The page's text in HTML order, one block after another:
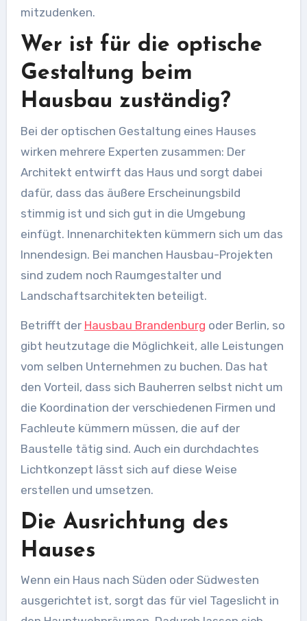
mitzudenken.
Wer ist für die optische
Gestaltung beim
Hausbau zuständig?
Bei der optischen Gestaltung eines Hauses
wirken mehrere Experten zusammen: Der
Architekt entwirft das Haus und sorgt dabei
dafür, dass das äußere Erscheinungsbild
stimmig ist und sich gut in die Umgebung
einfügt. Innenarchitekten kümmern sich um das
Innendesign. Bei manchen Hausbau-Projekten
sind zudem noch Raumgestalter und
Landschaftsarchitekten beteiligt.
Betrifft der Hausbau Brandenburg oder Berlin, so
gibt heutzutage die Möglichkeit, alle Leistungen
vom selben Unternehmen zu buchen. Das hat
den Vorteil, dass sich Bauherren selbst nicht um
die Koordination der verschiedenen Firmen und
Fachleute kümmern müssen, die auf der
Baustelle tätig sind. Auch ein durchdachtes
Lichtkonzept lässt sich auf diese Weise
erstellen und umsetzen.
Die Ausrichtung des
Hauses
Wenn ein Haus nach Süden oder Südwesten
ausgerichtet ist, sorgt das für viel Tageslicht in